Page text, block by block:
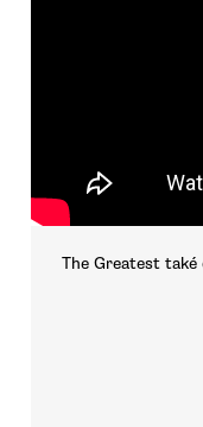
The Greatest také